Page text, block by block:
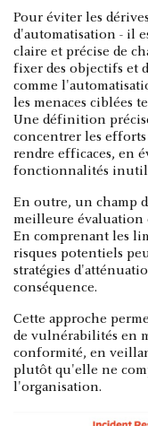
Pour éviter les
d'automatisation - il
claire et précise de
fixer des objectifs et
comme
les menaces ciblées
Une définition
concentrer les efforts
rendre efficaces, en
fonctionnalités
En outre, un champ
meilleure évaluation
En comprenant les
risques potentiels
stratégies
conséquence.
Cette approche
de vulnérabilités en
conformité, en
plutôt qu'elle ne
l'organisation.